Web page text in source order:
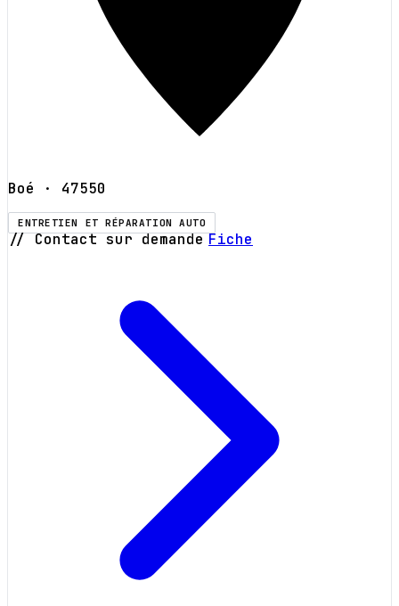
Boé · 47550
ENTRETIEN ET RÉPARATION AUTO
// Contact sur demande Fiche